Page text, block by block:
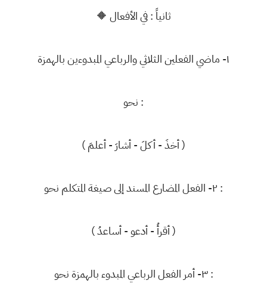
🔶 ثانياً : في الأفعال
١- ماضي الفعلين الثلاثي والرباعي المبدوءين بالهمزة
نحو :
( أخذَ - أكلَ - أشارَ - أعلمَ )
٢- الفعل المضارع المسند إلى صيغة المتكلم نحو :
( أقرأُ - أدعو - أساعدُ )
٣- أمر الفعل الرباعي المبدوء بالهمزة نحو :